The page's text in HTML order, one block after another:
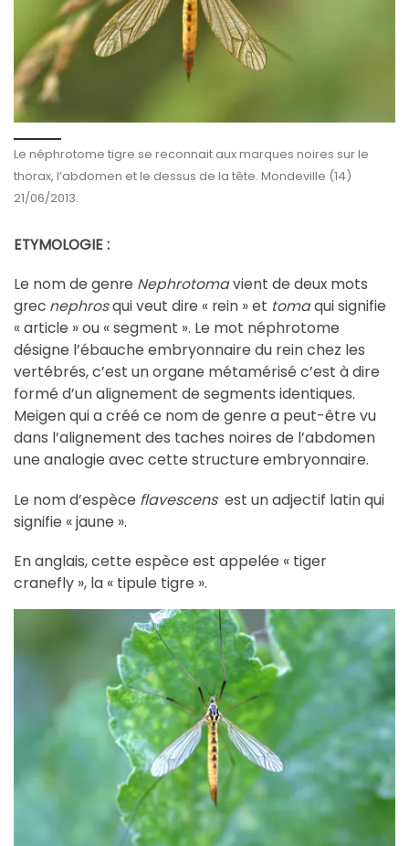
Le néphrotome tigre se reconnait aux marques noires sur le
thorax, l’abdomen et le dessus de la tête. Mondeville (14)
21/06/2013.
ETYMOLOGIE :
Le nom de genre Nephrotomavient de deux mots
grec nephrosqui veut dire « rein » et tomaqui signifie
« article » ou « segment ». Le mot néphrotome
désigne l’ébauche embryonnaire du rein chez les
vertébrés,c’est un organe métamérisé c’est à dire
formé d’un alignement de segments identiques.
Meigen qui a créé ce nom de genre a peut-être vu
dans l’alignement des taches noires de l’abdomen
une analogie avec cette structure embryonnaire.
Le nom d’espèce flavescensest un adjectif latin qui
signifie « jaune ».
En anglais, cette espèce est appelée « tiger
cranefly », la « tipule tigre ».